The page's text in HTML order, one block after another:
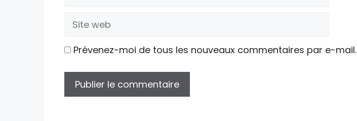
Site
Prévenez-moi de tous les nouveaux commentaires par e-mail.